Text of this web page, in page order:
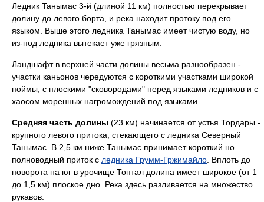
Ледник Танымас 3-й (длиной 11 км) полностью перекрывает
долину до левого борта, и река находит протоку под его
языком. Выше этого ледника Танымас имеет чистую воду, но
из-под ледника вытекает уже грязным.
Ландшафт в верхней части долины весьма разнообразен -
участки каньонов чередуются с короткими участками широкой
поймы, с плоскими "сковородами" перед языками ледников и с
хаосом моренных нагромождений под языками.
Средняя часть долины (23 км) начинается от устья Тордары -
крупного левого притока, стекающего с ледника Северный
Танымас. В 2,5 км ниже Танымас принимает короткий но
полноводный приток с ледника Грумм-Гржимайло . Вплоть до
поворота на юг в урочище Топтал долина имеет широкое (от 1
до 1,5 км) плоское дно. Река здесь разливается на множество
рукавов.